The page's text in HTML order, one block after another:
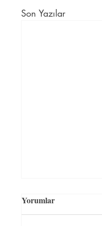
Son Yazılar
En uygun fiyatlı
Yorumlar